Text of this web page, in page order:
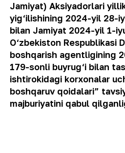
Jamiyat) Aksiyadorlari
yig‘ilishining 2024-yil 28-
bilan Jamiyat 2024-yil 1-
O‘zbekiston Respublikasi
boshqarish agentligining
179-sonli buyrug‘i bilan
ishtirokidagi korxonalar
boshqaruv qoidalari”
majburiyatini qabul